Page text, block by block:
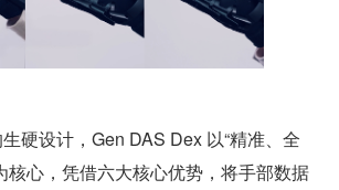
硬设计，Gen DAS Dex 以“精准、全
核心，凭借六大核心优势，将手部数据